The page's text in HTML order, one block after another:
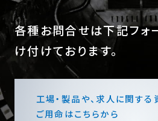
各種お問合せは下記フォ
け付けております。
工場・製品や、求人に関する
ご用命はこちらから